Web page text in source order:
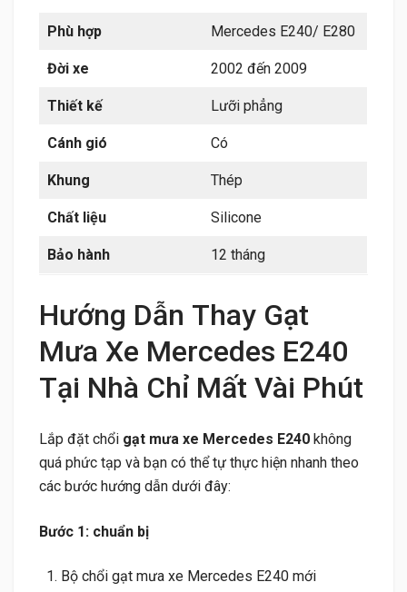
Phù hợp Mercedes E240/ E280
Đời xe 2002 đến 2009
Thiết kế Lưỡi phẳng
Cánh gió Có
Khung Thép
Chất liệu Silicone
Bảo hành 12 tháng
Hướng Dẫn Thay Gạt
Mưa Xe Mercedes E240
Tại Nhà Chỉ Mất Vài Phút
Lắp đặt chổi gạt mưa xe Mercedes E240 không
quá phức tạp và bạn có thể tự thực hiện nhanh theo
các bước hướng dẫn dưới đây:
Bước 1: chuẩn bị
Bộ chổi gạt mưa xe Mercedes E240 mới